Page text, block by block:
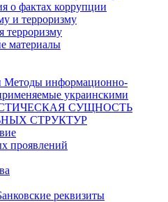
о фактах коррупции
и терроризму
терроризму
материалы
Методы информационно-
украинскими
СУЩНОСТЬ
СТРУКТУР
проявлений
реквизиты